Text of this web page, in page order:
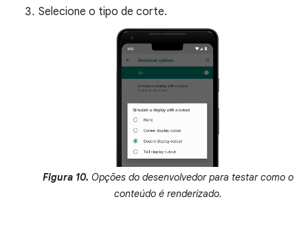
Selecione o tipo de corte.
Figura 10. Opções do desenvolvedor para testar como o
conteúdo é renderizado.